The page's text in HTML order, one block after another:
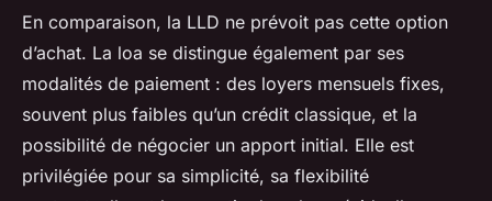
En comparaison, la LLD ne prévoit pas cette option
d’achat. La loa se distingue également par ses
modalités de paiement : des loyers mensuels fixes,
souvent plus faibles qu’un crédit classique, et la
possibilité de négocier un apport initial. Elle est
privilégiée pour sa simplicité, sa flexibilité